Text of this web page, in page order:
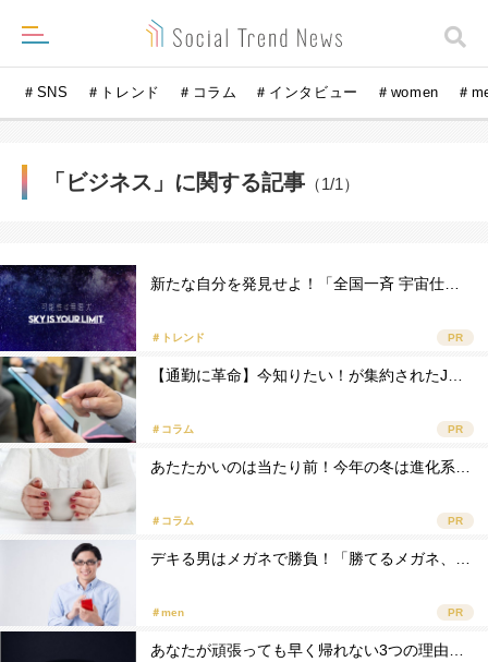
＃SNS ＃トレンド ＃コラム ＃インタビュー ＃women ＃
「ビジネス」に関する記事 （1/1）
新たな自分を発見せよ！「全国一斉 宇宙仕…
＃トレンド PR
【通勤に革命】今知りたい！が集約されたJ…
＃コラム PR
あたたかいのは当たり前！今年の冬は進化系…
＃コラム PR
デキる男はメガネで勝負！「勝てるメガネ、…
＃men PR
あなたが頑張っても早く帰れない3つの理由…